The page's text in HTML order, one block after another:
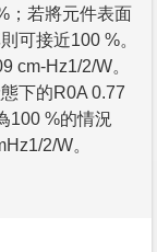
；若將元件表面
可接近100 %。
cm-Hz1/2/W。
下的R0A 0.77
100 %的情況
2/W。